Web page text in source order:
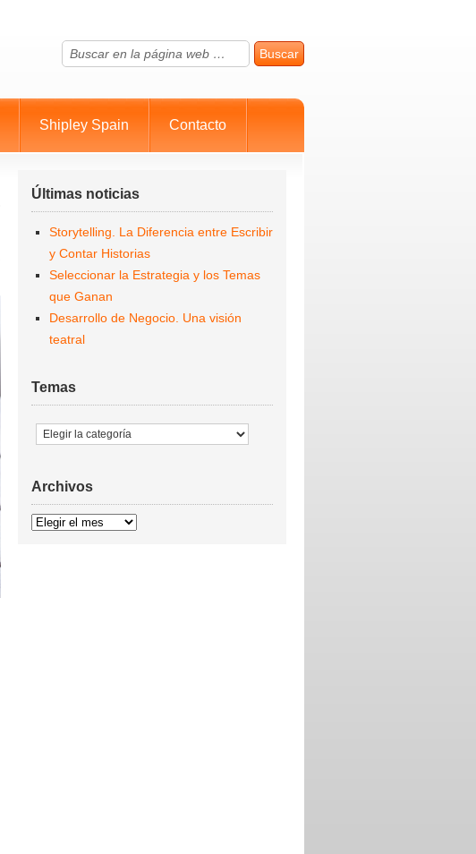
Shipley Spain Contacto
Últimas noticias
Storytelling. La Diferencia entre Escribir
y Contar Historias
Seleccionar la Estrategia y los Temas
que Ganan
Desarrollo de Negocio. Una visión
teatral
Temas
Temas
Archivos
Archivos